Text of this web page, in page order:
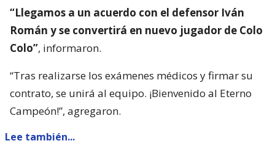
“Llegamos a un acuerdo con el defensor Iván
Román y se convertirá en nuevo jugador de Colo
Colo”, informaron.
“Tras realizarse los exámenes médicos y firmar su
contrato, se unirá al equipo. ¡Bienvenido al Eterno
Campeón!”, agregaron.
Lee también...